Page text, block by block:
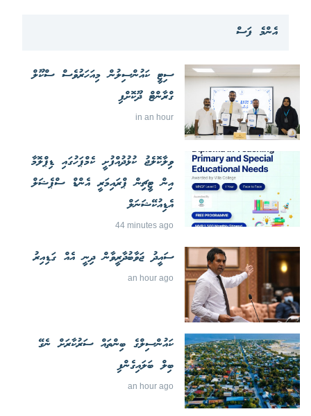
އެންމެ ފަސް
ސިޓީ ކައުންސިލުން މިއަހަރުވެސް ސްކޫލް
ގްރާންޓް ދޫކޮށްފި
in an hour
ވިލާކޮލެޖު ކުޅުދުއްފުށީ ކެމްޕަހުގައި ޑިޕްލޮމާ
އިން ޓީޗިން ޕްރައިމަރީ އެންޑް ސްޕެޝަލް
އެޑިއުކޭޝަނަލް
44 minutes ago
ސައީދު ޖަވާބުދާރީވާން ދިނީ އެއް ގަޑިއިރު
an hour ago
ކައުންސިލްގެ ބިންތައް ސަރުކާރަށް ނެގޭ
ބިލް ބަލައިގެންފި
an hour ago